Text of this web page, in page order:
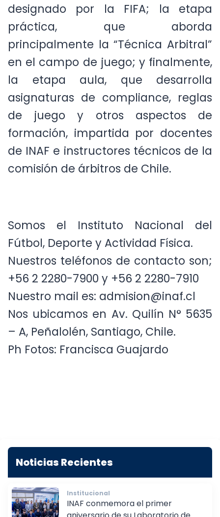
designado por la FIFA; la etapa
práctica, que aborda
principalmente la “Técnica Arbitral”
en el campo de juego; y finalmente,
la etapa aula, que desarrolla
asignaturas de compliance, reglas
de juego y otros aspectos de
formación, impartida por docentes
de INAF e instructores técnicos de la
comisión de árbitros de Chile.
Somos el Instituto Nacional del
Fútbol, Deporte y Actividad Física.
Nuestros teléfonos de contacto son;
+56 2 2280-7900 y +56 2 2280-7910
Nuestro mail es: admision@inaf.cl
Nos ubicamos en Av. Quilín N° 5635
– A, Peñalolén, Santiago, Chile.
Ph Fotos: Francisca Guajardo
Noticias Recientes
Institucional
INAF conmemora el primer